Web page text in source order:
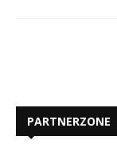
PARTNERZONE